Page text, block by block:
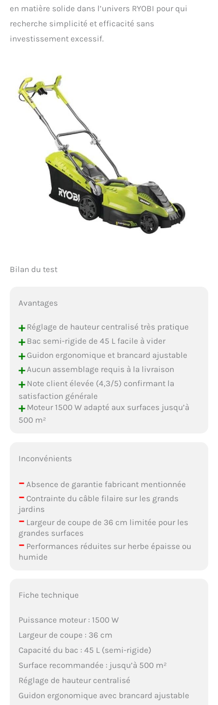
en matière solide dans l’univers RYOBI pour qui
recherche simplicité et efficacité sans
investissement excessif.
Bilan du test
Avantages
+Réglage de hauteur centralisé très pratique
+Bac semi-rigide de 45 L facile à vider
+Guidon ergonomique et brancard ajustable
+Aucun assemblage requis à la livraison
+Note client élevée (4,3/5) confirmant la
satisfaction générale
+Moteur 1500 W adapté aux surfaces jusqu’à
500 m²
Inconvénients
–Absence de garantie fabricant mentionnée
–Contrainte du câble filaire sur les grands
jardins
–Largeur de coupe de 36 cm limitée pour les
grandes surfaces
–Performances réduites sur herbe épaisse ou
humide
Fiche technique
Puissance moteur : 1500 W
Largeur de coupe : 36 cm
Capacité du bac : 45 L (semi-rigide)
Surface recommandée : jusqu’à 500 m²
Réglage de hauteur centralisé
Guidon ergonomique avec brancard ajustable